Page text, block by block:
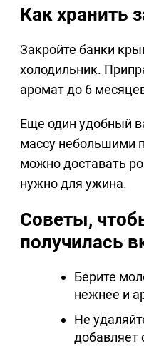
Как хранить
Закройте банки
холодильник.
аромат до 6
Еще один удобный
массу небольшими
можно доставать
нужно для ужина.
Советы,
получилась
Берите
нежнее и
Не
добавляет